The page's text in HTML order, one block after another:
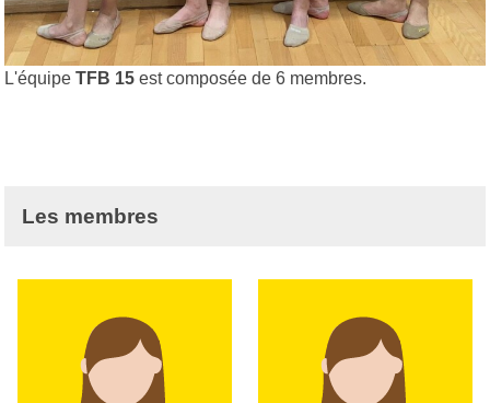
L'équipe TFB 15 est composée de 6 membres.
Les membres